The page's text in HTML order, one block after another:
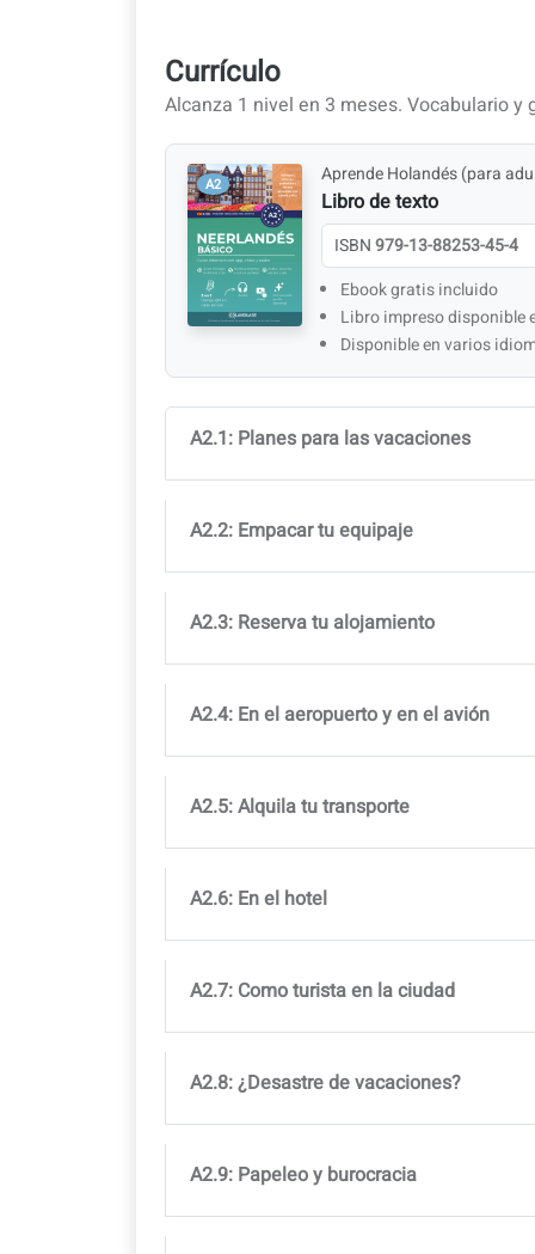
Currículo
Alcanza 1 nivel en 3 meses. Vocabulario
A2 Aprende Holandés (para
Libro de texto
ISBN979-13-88253-45-4
Ebook gratis incluido
Libro impreso disponible
Disponible en varios
A2.1: Planes para las vacaciones
A2.2: Empacar tu equipaje
A2.3: Reserva tu alojamiento
A2.4: En el aeropuerto y en el avión
A2.5: Alquila tu transporte
A2.6: En el hotel
A2.7: Como turista en la ciudad
A2.8: ¿Desastre de vacaciones?
A2.9: Papeleo y burocracia